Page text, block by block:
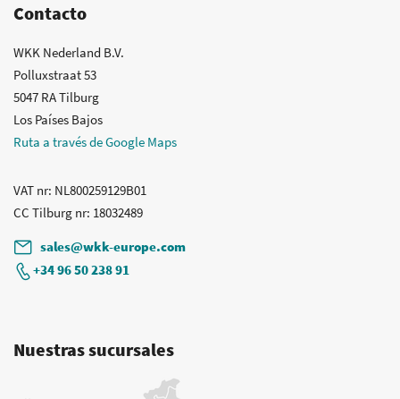
Contacto
WKK Nederland B.V.
Polluxstraat 53
5047 RA Tilburg
Los Países Bajos
Ruta a través de Google Maps
VAT nr: NL800259129B01
CC Tilburg nr: 18032489
sales@wkk-europe.com
+34 96 50 238 91
Nuestras sucursales